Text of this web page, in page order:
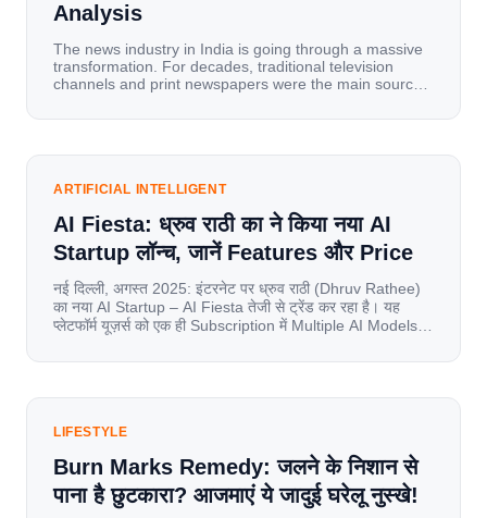
Analysis
The news industry in India is going through a massive
transformation. For decades, traditional television
channels and print newspapers were the main sources
mobile data, affordable smartphones, and high-speed
has become a mobile-first market where consumers
ARTIFICIAL INTELLIGENT
AI Fiesta: ध्रुव राठी का ने किया नया AI
Startup लॉन्च, जानें Features और Price
नई दिल्ली, अगस्त 2025: इंटरनेट पर ध्रुव राठी (Dhruv Rathee)
का नया AI Startup – AI Fiesta तेजी से ट्रेंड कर रहा है। यह
प्लेटफॉर्म यूज़र्स को एक ही Subscription में Multiple AI Models
यूज़र्स का जबरदस्त रिस्पॉन्स लॉन्च के तुरंत […]
LIFESTYLE
Burn Marks Remedy: जलने के निशान से
पाना है छुटकारा? आजमाएं ये जादुई घरेलू नुस्खे!